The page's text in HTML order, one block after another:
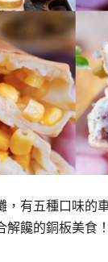
有五種口味的
饞的銅板美食